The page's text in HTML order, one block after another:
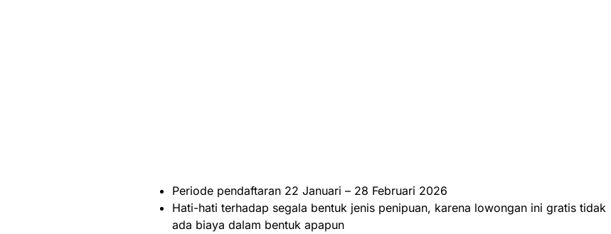
Periode pendaftaran 22 Januari – 28 Februari 2026
Hati-hati terhadap segala bentuk jenis penipuan, karena lowongan ini gratis tidak
ada biaya dalam bentuk apapun